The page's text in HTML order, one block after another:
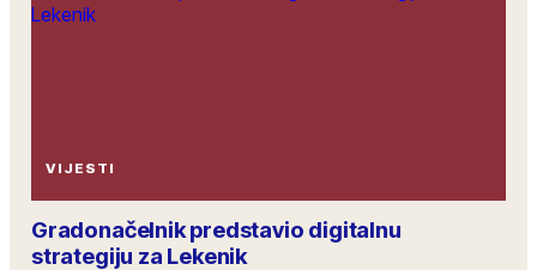
VIJESTI
Gradonačelnik predstavio digitalnu
strategiju za Lekenik